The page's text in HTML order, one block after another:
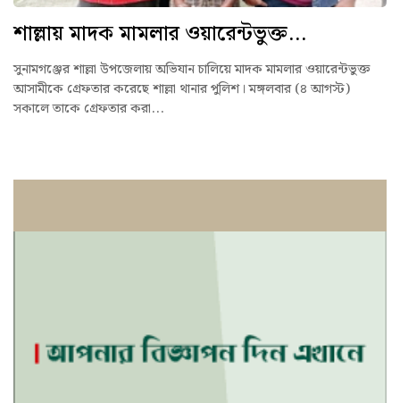
শাল্লায় মাদক মামলার ওয়ারেন্টভুক্ত...
সুনামগঞ্জের শাল্লা উপজেলায় অভিযান চালিয়ে মাদক মামলার ওয়ারেন্টভুক্ত
আসামীকে গ্রেফতার করেছে শাল্লা থানার পুলিশ। মঙ্গলবার (৪ আগস্ট)
সকালে তাকে গ্রেফতার করা...